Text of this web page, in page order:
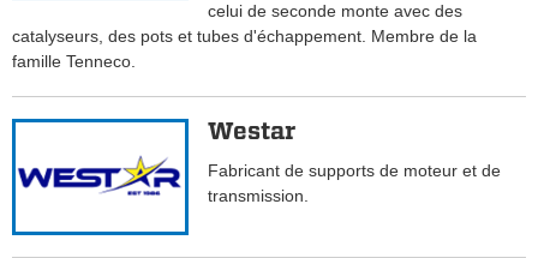
celui de seconde monte avec des
catalyseurs, des pots et tubes d'échappement. Membre de la
famille Tenneco.
Westar
Fabricant de supports de moteur et de
transmission.